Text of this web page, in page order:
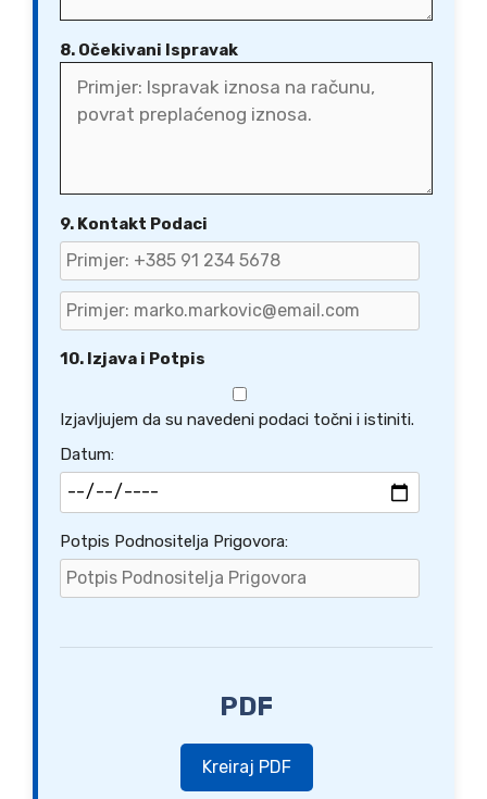
8. Očekivani Ispravak
9. Kontakt Podaci
10. Izjava i Potpis
Izjavljujem da su navedeni podaci točni i istiniti.
Datum:
Potpis Podnositelja Prigovora:
PDF
Kreiraj PDF